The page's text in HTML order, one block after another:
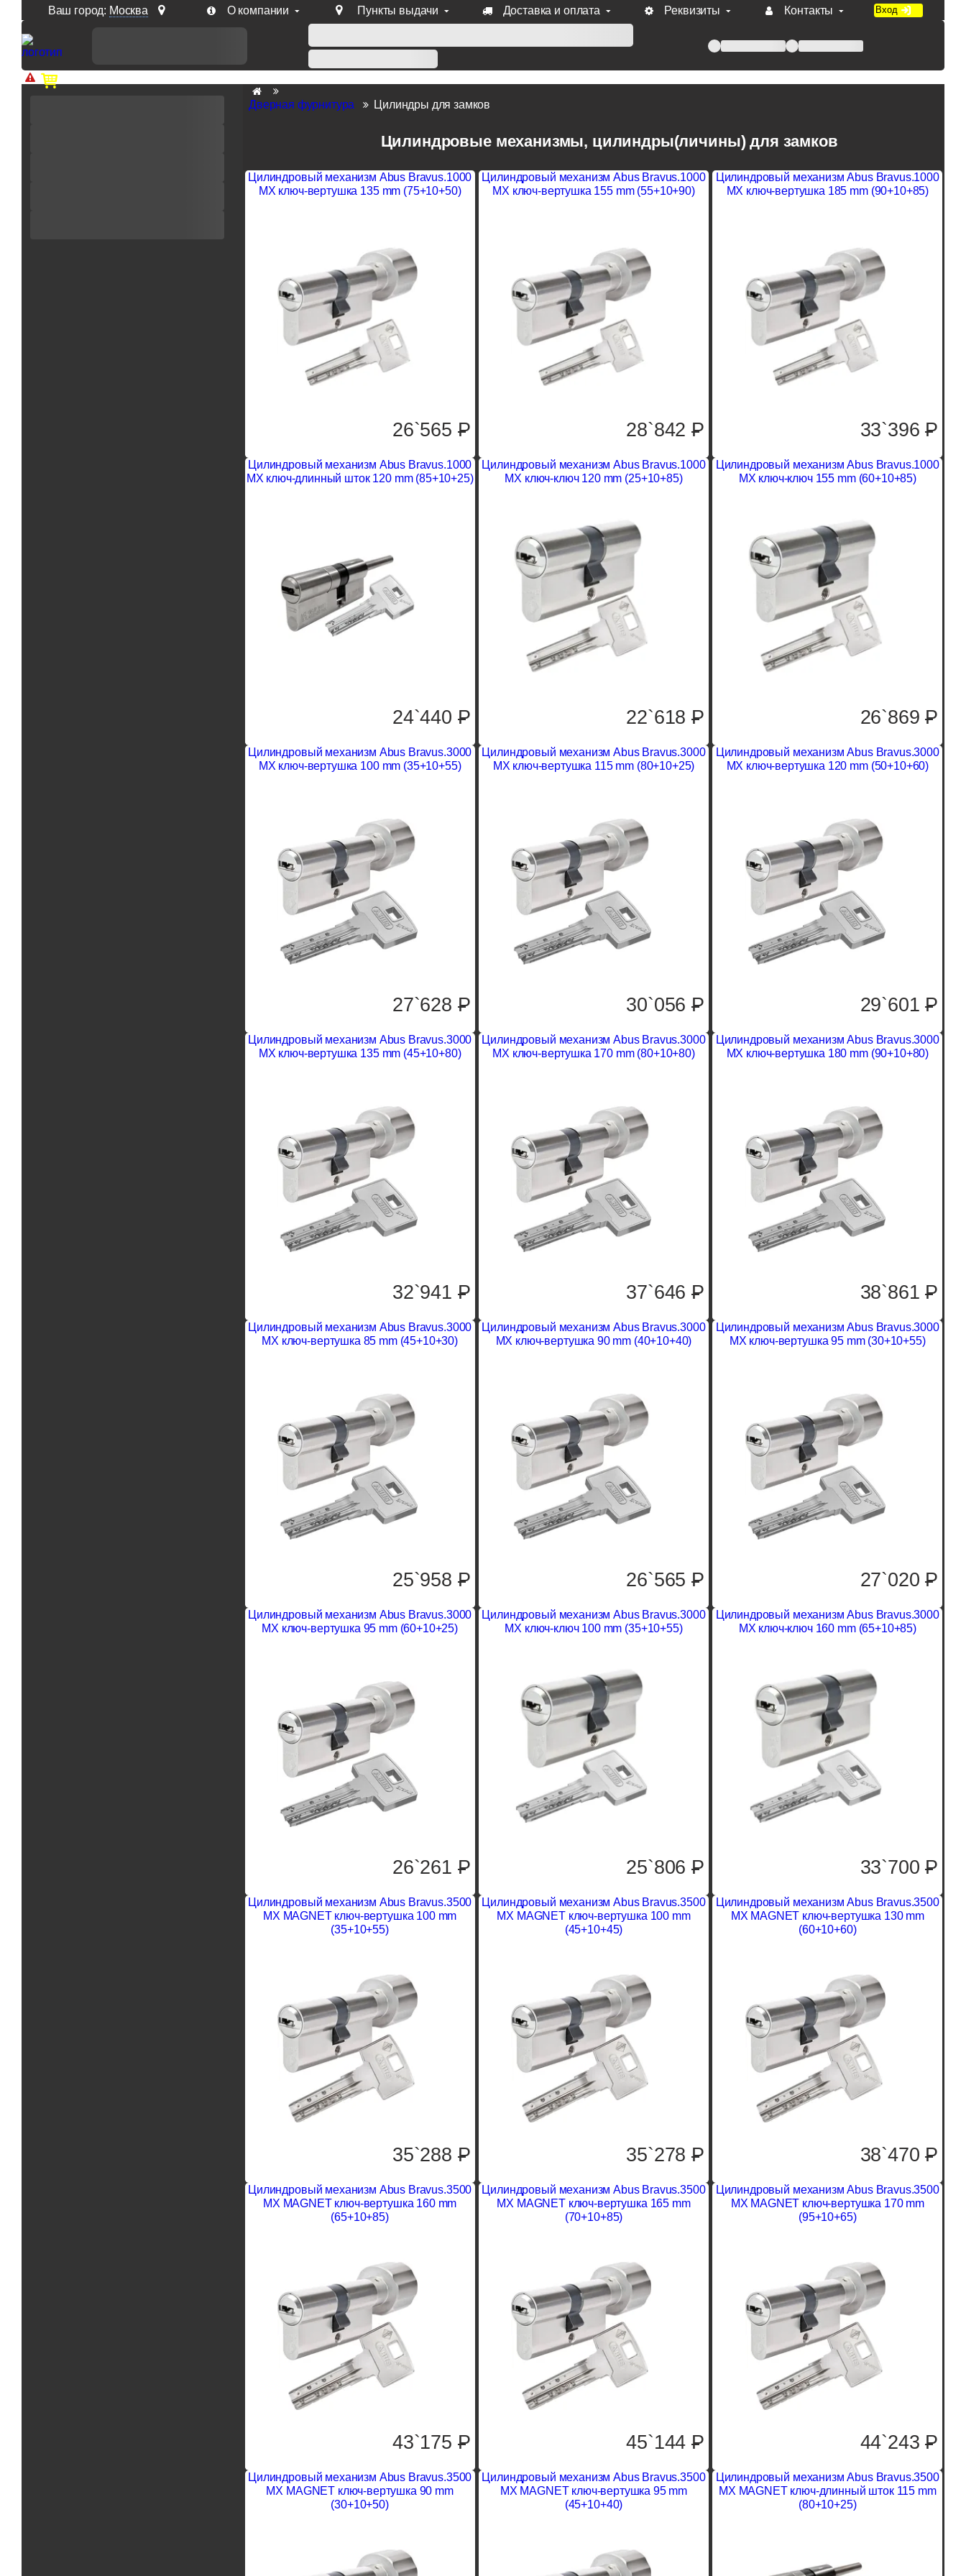
Ваш город: Москва О компании Пункты выдачи Доставка и оплата Реквизиты Контакты Вход
Доп. скидка от цен на сайте 7% при заказе от 50 тыс. руб продукции Venezia, Fratelli, Tupai, Extreza, Melodia, Forme при оплате по счету.
Дверная фурнитура Цилиндры для замков
Цилиндровые механизмы, цилиндры(личины) для замков
Цилиндровый механизм Abus Bravus.1000
MX ключ-вертушка 135 mm (75+10+50)
26`565 P
Цилиндровый механизм Abus Bravus.1000
MX ключ-вертушка 155 mm (55+10+90)
28`842P
Цилиндровый механизм Abus Bravus.1000
MX ключ-вертушка 185 mm (90+10+85)
33`396P
Цилиндровый механизм Abus Bravus.1000
MX ключ-длинный шток 120 mm (85+10+25)
24`440 P
Цилиндровый механизм Abus Bravus.1000
MX ключ-ключ 120 mm (25+10+85)
22`618P
Цилиндровый механизм Abus Bravus.1000
MX ключ-ключ 155 mm (60+10+85)
26`869P
Цилиндровый механизм Abus Bravus.3000
MX ключ-вертушка 100 mm (35+10+55)
27`628 P
Цилиндровый механизм Abus Bravus.3000
MX ключ-вертушка 115 mm (80+10+25)
30`056P
Цилиндровый механизм Abus Bravus.3000
MX ключ-вертушка 120 mm (50+10+60)
29`601P
Цилиндровый механизм Abus Bravus.3000
MX ключ-вертушка 135 mm (45+10+80)
32`941 P
Цилиндровый механизм Abus Bravus.3000
MX ключ-вертушка 170 mm (80+10+80)
37`646P
Цилиндровый механизм Abus Bravus.3000
MX ключ-вертушка 180 mm (90+10+80)
38`861P
Цилиндровый механизм Abus Bravus.3000
MX ключ-вертушка 85 mm (45+10+30)
25`958 P
Цилиндровый механизм Abus Bravus.3000
MX ключ-вертушка 90 mm (40+10+40)
26`565P
Цилиндровый механизм Abus Bravus.3000
MX ключ-вертушка 95 mm (30+10+55)
27`020P
Цилиндровый механизм Abus Bravus.3000
MX ключ-вертушка 95 mm (60+10+25)
26`261 P
Цилиндровый механизм Abus Bravus.3000
MX ключ-ключ 100 mm (35+10+55)
25`806P
Цилиндровый механизм Abus Bravus.3000
MX ключ-ключ 160 mm (65+10+85)
33`700P
Цилиндровый механизм Abus Bravus.3500
MX MAGNET ключ-вертушка 100 mm
(35+10+55)
35`288 P
Цилиндровый механизм Abus Bravus.3500
MX MAGNET ключ-вертушка 100 mm
(45+10+45)
35`278P
Цилиндровый механизм Abus Bravus.3500
MX MAGNET ключ-вертушка 130 mm
(60+10+60)
38`470P
Цилиндровый механизм Abus Bravus.3500
MX MAGNET ключ-вертушка 160 mm
(65+10+85)
43`175 P
Цилиндровый механизм Abus Bravus.3500
MX MAGNET ключ-вертушка 165 mm
(70+10+85)
45`144P
Цилиндровый механизм Abus Bravus.3500
MX MAGNET ключ-вертушка 170 mm
(95+10+65)
44`243P
Цилиндровый механизм Abus Bravus.3500
MX MAGNET ключ-вертушка 90 mm
(30+10+50)
Цилиндровый механизм Abus Bravus.3500
MX MAGNET ключ-вертушка 95 mm
(45+10+40)
Цилиндровый механизм Abus Bravus.3500
MX MAGNET ключ-длинный шток 115 mm
(80+10+25)